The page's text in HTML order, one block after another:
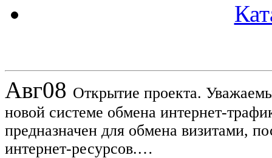
Авг08 Открытие проекта.
новой системе обмена интернет-
предназначен для обмена визитами,
интернет-ресурсов.…